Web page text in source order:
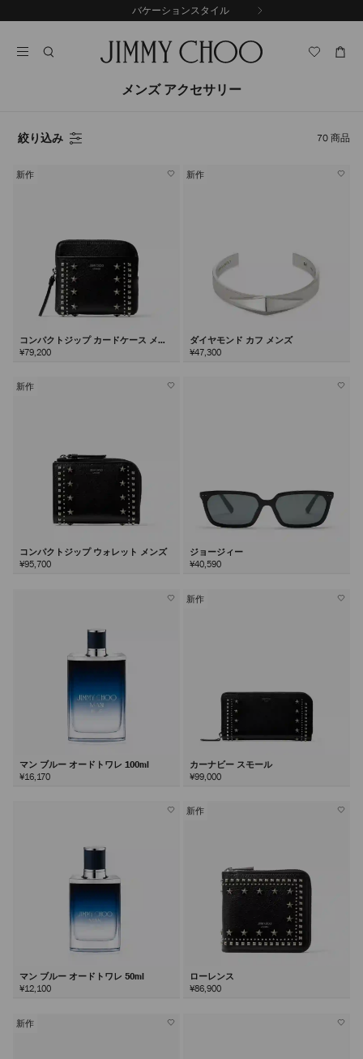
ン
ス
ラ
バケーションスタイル
メンズ アクセサリー
絞り込み 70商品
新作
コンパクトジップ カードケース メン
ズ
¥79,200
新作
ダイヤモンド カフ メンズ
¥47,300
新作
コンパクトジップ ウォレット メンズ
¥95,700
ジョージィー
¥40,590
マン ブルー オードトワレ 100ml
¥16,170
新作
カーナビー スモール
¥99,000
マン ブルー オードトワレ 50ml
¥12,100
新作
ローレンス
¥86,900
新作